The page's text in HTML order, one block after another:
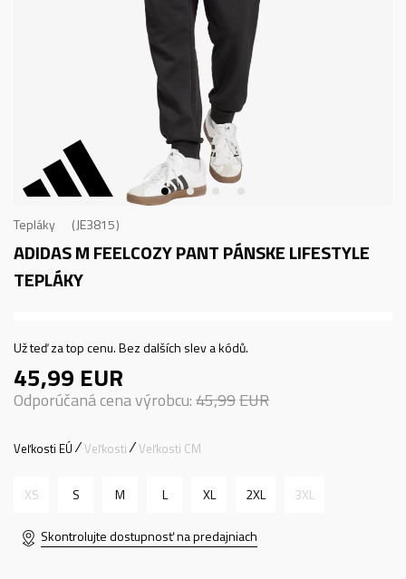
Tepláky JE3815
ADIDAS M FEELCOZY PANTPÁNSKE LIFESTYLE
TEPLÁKY
Už teď za top cenu. Bez dalších slev a kódů.
45,99 EUR
Odporúčaná cena výrobcu:45,99EUR
Veľkosti EÚ Veľkosti Veľkosti CM
XS S M L XL 2XL 3XL
Skontrolujte dostupnosť na predajniach